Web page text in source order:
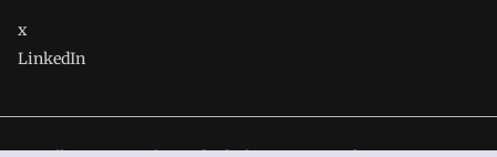
x
LinkedIn